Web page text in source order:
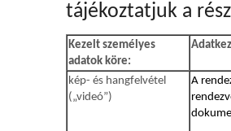
tájékoztatjuk a
Kezelt személyes
adatok köre:
kép- és hangfelvétel
(„videó”)
A